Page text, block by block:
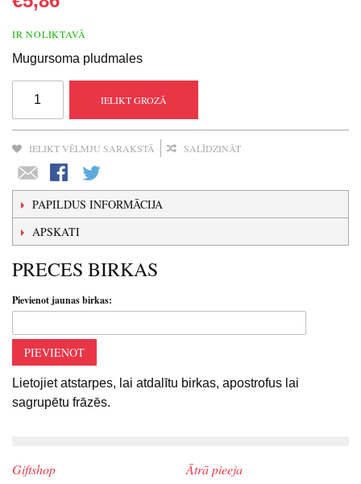
IR NOLIKTAVĀ
Mugursoma pludmales
IELIKT GROZĀ
IELIKT VĒLMJU SARAKSTĀ SALĪDZINĀT
PAPILDUS INFORMĀCIJA
APSKATI
PRECES BIRKAS
Pievienot jaunas birkas:
PIEVIENOT
Lietojiet atstarpes, lai atdalītu birkas, apostrofus lai
sagrupētu frāzēs.
Giftshop Ātrā pieeja